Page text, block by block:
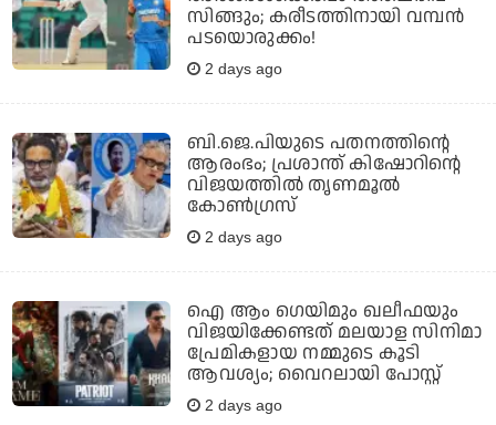
സിങ്ങും; കരീടത്തിനായി വമ്പന്‍
പടയൊരുക്കം!
2 days ago
ബി.ജെ.പിയുടെ പതനത്തിന്റെ
ആരംഭം; പ്രശാന്ത് കിഷോറിന്റെ
വിജയത്തില്‍ തൃണമൂല്‍
കോണ്‍ഗ്രസ്
2 days ago
ഐ ആം ഗെയിമും ഖലീഫയും
വിജയിക്കേണ്ടത് മലയാള സിനിമാ
പ്രേമികളായ നമ്മുടെ കൂടി
ആവശ്യം; വൈറലായി പോസ്റ്റ്
2 days ago